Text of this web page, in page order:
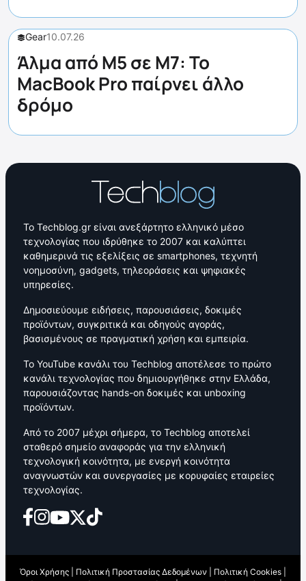
Gear10.07.26
Άλμα από M5 σε M7: Το
MacBook Pro παίρνει άλλο
δρόμο
Το Techblog.gr είναι ανεξάρτητο ελληνικό μέσο
τεχνολογίας που ιδρύθηκε το 2007 και καλύπτει
καθημερινά τις εξελίξεις σε smartphones, τεχνητή
νοημοσύνη, gadgets, τηλεοράσεις και ψηφιακές
υπηρεσίες.
Δημοσιεύουμε ειδήσεις, παρουσιάσεις, δοκιμές
προϊόντων, συγκριτικά και οδηγούς αγοράς,
βασισμένους σε πραγματική χρήση και εμπειρία.
Το YouTube κανάλι του Techblog αποτέλεσε το πρώτο
κανάλι τεχνολογίας που δημιουργήθηκε στην Ελλάδα,
παρουσιάζοντας hands-on δοκιμές και unboxing
προϊόντων.
Από το 2007 μέχρι σήμερα, το Techblog αποτελεί
σταθερό σημείο αναφοράς για την ελληνική
τεχνολογική κοινότητα, με ενεργή κοινότητα
αναγνωστών και συνεργασίες με κορυφαίες εταιρείες
τεχνολογίας.
Όροι Χρήσης Πολιτική Προστασίας Δεδομένων Πολιτική Cookies